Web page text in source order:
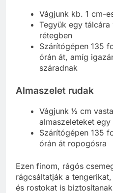
Vágjunk kb. 1 cm-
Tegyük egy
rétegben
Szárítógépen 135
órán át, amíg
száradnak
Almaszelet rudak
Vágjunk 1⁄2 cm
almaszeleteket
Szárítógépen 135
órán át ropogósra
Ezen finom, rágós
rágcsáltatják a
és rostokat is